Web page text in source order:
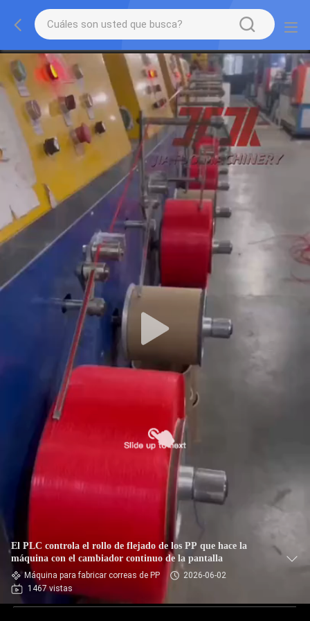
El PLC controla el rollo de flejado de los PP que hace la
máquina con el cambiador continuo de la pantalla
Máquina para fabricar correas de PP
2026-06-02
1467 vistas